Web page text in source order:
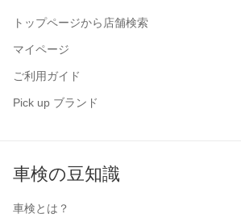
トップページから店舗検索
マイページ
ご利用ガイド
Pick up ブランド
車検の豆知識
車検とは？